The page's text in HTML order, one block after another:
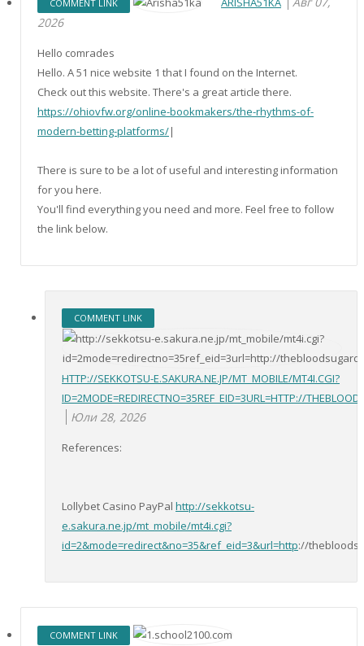
COMMENT LINK
2026
Hello comrades
Hello. A 51 nice website 1 that I found on the Internet.
Check out this website. There's a great article there.
https://ohiovfw.org/online-bookmakers/the-rhythms-of-
modern-betting-platforms/|
There is sure to be a lot of useful and interesting information
for you here.
You'll find everything you need and more. Feel free to follow
the link below.
COMMENT LINK
HTTP://SEKKOTSU-E.SAKURA.NE.JP/MT_MOBILE/MT4I.CGI?
ID=2MODE=REDIRECTNO=35REF_EID=3URL=HTTP://
Юли 28, 2026
References:
Lollybet Casino PayPal http://sekkotsu-
e.sakura.ne.jp/mt_mobile/mt4i.cgi?
id=2&mode=redirect&no=35&ref_eid=3&url=http://
COMMENT LINK